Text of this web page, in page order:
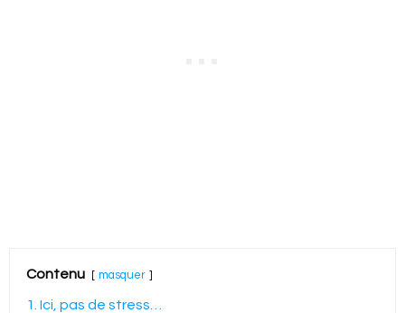
Contenu masquer
1. Ici, pas de stress…